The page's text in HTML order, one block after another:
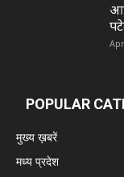
POPULAR
मुख्य ख़बरें
मध्य प्रदेश